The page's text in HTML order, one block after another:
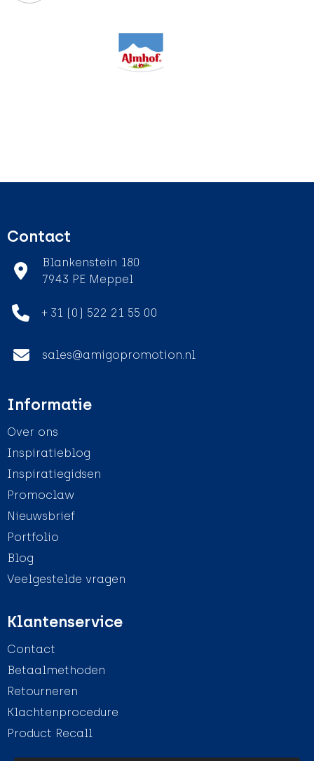
Contact
Blankenstein 180
7943 PE Meppel
+ 31 (0) 522 21 55 00
sales@amigopromotion.nl
Informatie
Over ons
Inspiratieblog
Inspiratiegidsen
Promoclaw
Nieuwsbrief
Portfolio
Blog
Veelgestelde vragen
Klantenservice
Contact
Betaalmethoden
Retourneren
Klachtenprocedure
Product Recall